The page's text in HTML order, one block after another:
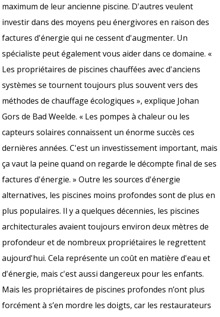
maximum de leur ancienne piscine. D'autres veulent
investir dans des moyens peu énergivores en raison des
factures d'énergie qui ne cessent d'augmenter. Un
spécialiste peut également vous aider dans ce domaine. «
Les propriétaires de piscines chauffées avec d'anciens
systèmes se tournent toujours plus souvent vers des
méthodes de chauffage écologiques », explique Johan
Gors de Bad Weelde. « Les pompes à chaleur ou les
capteurs solaires connaissent un énorme succès ces
dernières années. C'est un investissement important, mais
ça vaut la peine quand on regarde le décompte final de ses
factures d'énergie. » Outre les sources d'énergie
alternatives, les piscines moins profondes sont de plus en
plus populaires. Il y a quelques décennies, les piscines
architecturales avaient toujours environ deux mètres de
profondeur et de nombreux propriétaires le regrettent
aujourd'hui. Cela représente un coût en matière d'eau et
d'énergie, mais c'est aussi dangereux pour les enfants.
Mais les propriétaires de piscines profondes n’ont plus
forcément à s’en mordre les doigts, car les restaurateurs